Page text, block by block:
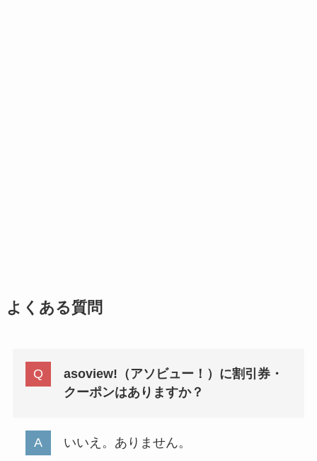
よくある質問
asoview!（アソビュー！）に割引券・
クーポンはありますか？
いいえ。ありません。